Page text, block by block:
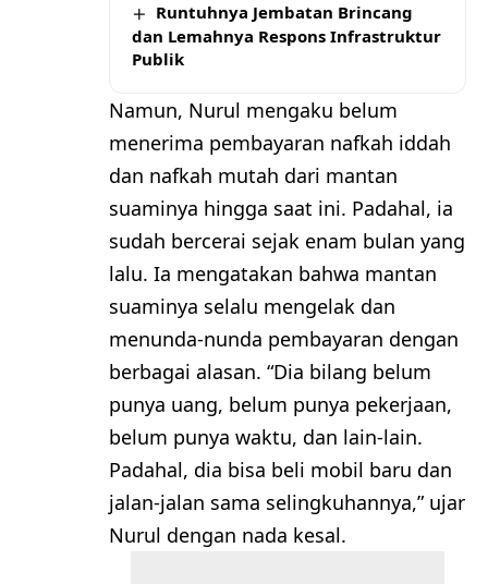
Runtuhnya Jembatan Brincang
dan Lemahnya Respons Infrastruktur
Publik
Namun, Nurul mengaku belum
menerima pembayaran nafkah iddah
dan nafkah mutah dari mantan
suaminya hingga saat ini. Padahal, ia
sudah bercerai sejak enam bulan yang
lalu. Ia mengatakan bahwa mantan
suaminya selalu mengelak dan
menunda-nunda pembayaran dengan
berbagai alasan. “Dia bilang belum
punya uang, belum punya pekerjaan,
belum punya waktu, dan lain-lain.
Padahal, dia bisa beli mobil baru dan
jalan-jalan sama selingkuhannya,” ujar
Nurul dengan nada kesal.